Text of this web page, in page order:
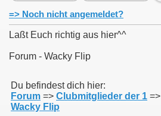
=> Noch nicht angemeldet?
Laßt Euch richtig aus hier^^
Forum - Wacky Flip
Du befindest dich hier:
Forum => Clubmitglieder der 1 =>
Wacky Flip